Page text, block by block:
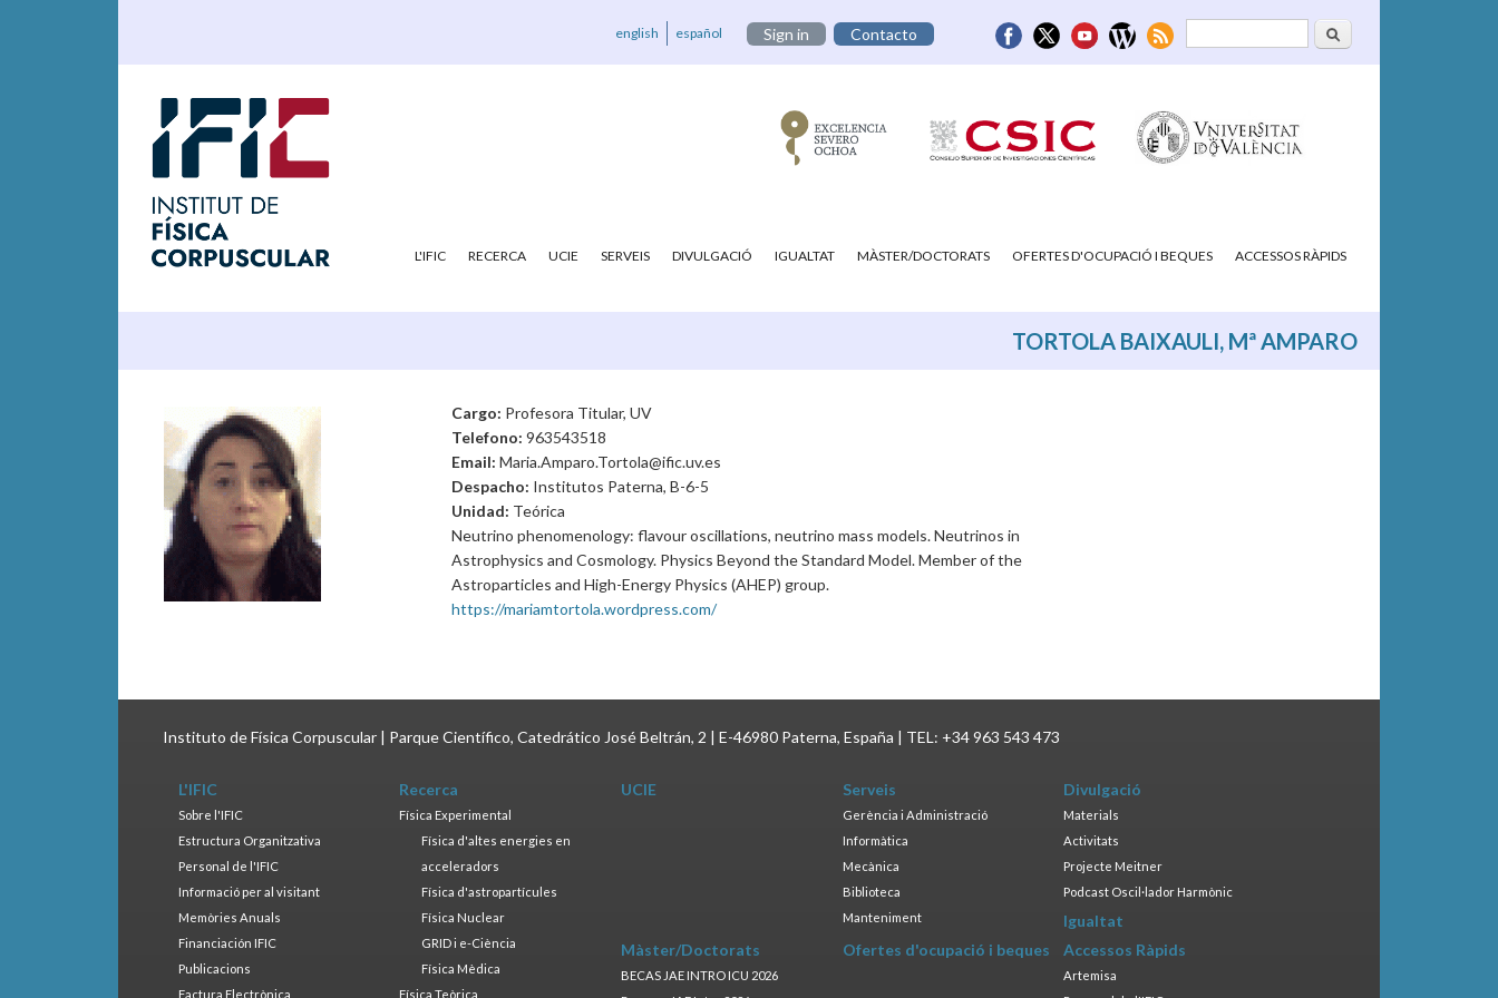
Formulari deCerca
english español Sign in Contacto
L'IFIC RECERCA UCIE SERVEIS DIVULGACIÓ IGUALTAT MÀSTER/DOCTORATS OFERTES D'OCUPACIÓ I BEQUES ACCESSOS RÀPIDS
TORTOLA BAIXAULI, Mª AMPARO
Cargo: Profesora Titular, UV
Telefono: 963543518
Email: Maria.Amparo.Tortola@ific.uv.es
Despacho: Institutos Paterna, B-6-5
Unidad: Teórica
Neutrino phenomenology: flavour oscillations, neutrino mass models. Neutrinos in
Astrophysics and Cosmology. Physics Beyond the Standard Model. Member of the
Astroparticles and High-Energy Physics (AHEP) group.
https://mariamtortola.wordpress.com/
Instituto de Física Corpuscular | Parque Científico, Catedrático José Beltrán, 2 | E-46980 Paterna, España | TEL: +34 963 543 473
L'IFIC
Sobre l'IFIC
Estructura Organitzativa
Personal de l'IFIC
Informació per al visitant
Memòries Anuals
Financiación IFIC
Publicacions
Factura Electrònica
Recerca
Física Experimental
Física d'altes energies en
acceleradors
Física d'astropartícules
Física Nuclear
GRID i e-Ciència
Física Mèdica
Física Teòrica
UCIE Serveis
Gerència i Administració
Informàtica
Mecànica
Biblioteca
Manteniment
Divulgació
Materials
Activitats
Projecte Meitner
Podcast Oscil·lador Harmònic
Igualtat
Màster/Doctorats
BECAS JAE INTRO ICU 2026
Ofertes d'ocupació i beques Accessos Ràpids
Artemisa